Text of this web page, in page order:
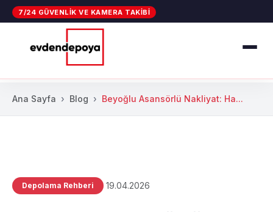
7/24 GÜVENLIK VE KAMERA TAKIBI
Ana Sayfa Blog Beyoğlu Asansörlü Nakliyat: Ha...
Depolama Rehberi 19.04.2026